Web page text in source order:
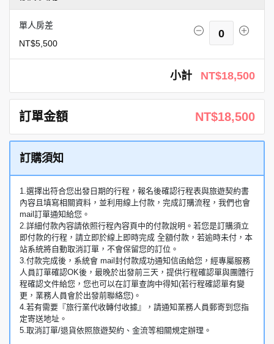
單人房差
NT$5,500
0
小計 NT$18,500
訂單金額 NT$18,500
訂購須知
1.選擇出符合您出發日期的行程，報名後確認行程表與旅遊契約書
內容且填寫相關資料，並利用線上付款，完成訂購流程，我們也會
mail訂單通知給您。
2.詳細付款內容請依照行程內容頁中的付款說明。若您是訂購須立
即付款的行程，請立即於線上即時完成 全額付款，若逾時未付，本
站系統將自動取消訂單，不會保留您的訂位。
3.付款完成後，系統會 mail封付款成功通知信函給您，經專屬服務
人員訂單確認OK後，最晚於出發前三天，提供行程確認單與團體行
程確認文件給您，您也可以在訂單查詢中得知(若行程確認單有變
更，業務人員會於出發前聯絡您)。
4.若有需要『旅行業代收轉付收據』，請通知業務人員郵寄到您指
定寄送地址。
5.取消訂單/退貨依照旅遊契約、金流等相關規定辦理。